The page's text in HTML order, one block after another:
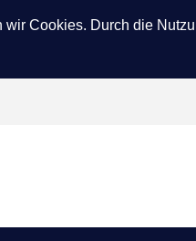
Cookies. Durch die